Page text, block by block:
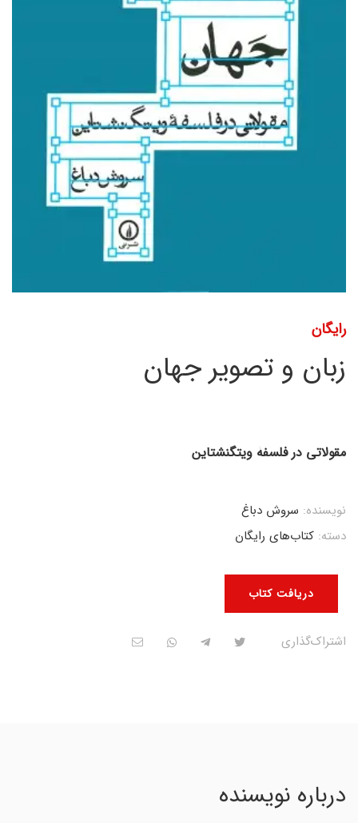
رایگان
زبان و تصویر جهان
مقولاتی در فلسفۀ ویتگنشتاین
دریافت کتاب
نویسنده: سروش دباغ
دسته: کتاب‌های رایگان
اشتراک‌گذاری
درباره نویسنده